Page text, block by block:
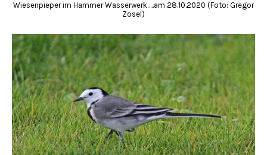
Wiesenpieper im Hammer Wasserwerk…..am 28.10.2020 (Foto: Gregor
Zosel)